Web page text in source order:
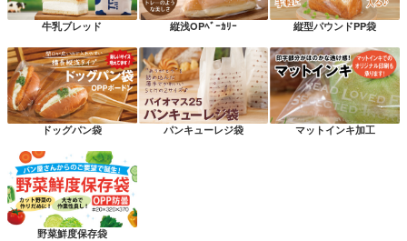
牛乳ブレッド 縦浅OPﾍﾞｰｶﾘｰ 縦型パウンドPP袋
ドッグパン袋 パンキューレジ袋 マットインキ加工
野菜鮮度保存袋